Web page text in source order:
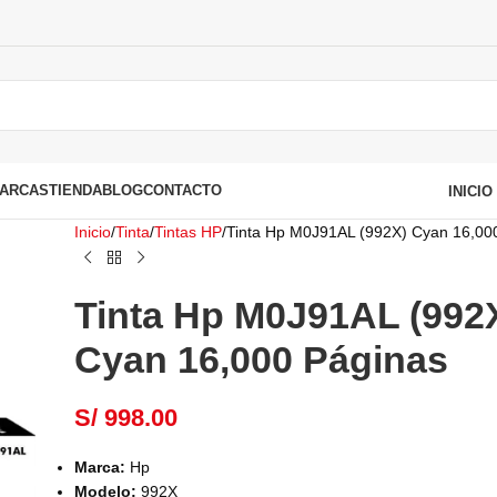
TIENDABLOGCONTACTO INICIO
Inicio Tinta Tintas HP Tinta Hp M0J91AL (992X) Cyan
Tinta Hp M0J91AL
Cyan 16,000 Páginas
S/ 998.00
Marca: Hp
Modelo:992X